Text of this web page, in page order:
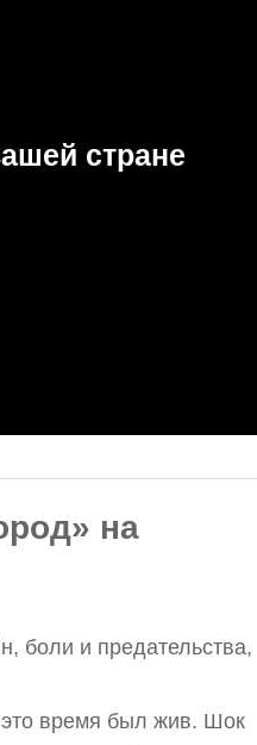
на
боли и предательства,
это время был жив. Шок